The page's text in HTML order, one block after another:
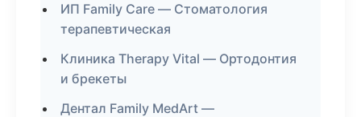
ИП Family Care — Стоматология
терапевтическая
Клиника Therapy Vital — Ортодонтия
и брекеты
Дентал Family MedArt —